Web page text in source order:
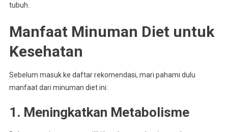
tubuh.
Manfaat Minuman Diet untuk
Kesehatan
Sebelum masuk ke daftar rekomendasi, mari pahami dulu
manfaat dari minuman diet ini:
1. Meningkatkan Metabolisme